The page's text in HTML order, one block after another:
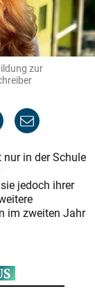
zur
in der Schule
jedoch ihrer
im zweiten Jahr